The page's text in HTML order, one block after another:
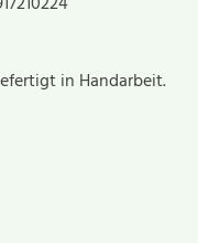
in Handarbeit.